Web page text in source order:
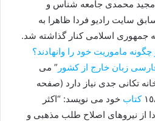
مجید محمدی جامعه شناس و
سایت رادیو فردا ظاهرا به
جمهوری اسلامی کنار گذاشته شد.
چگونه ماموریت خود را وانهادند؟
زبان خارج از کشور ” می
‌تکانی جدی نیاز دارد (صفحه
کتاب خود می نویسد: “اکثر
از نیروهای اصلاح طلب مذهبی و